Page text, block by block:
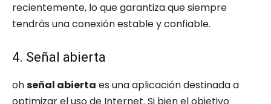
recientemente, lo que garantiza que siempre
tendrás una conexión estable y confiable.
4. Señal abierta
ohseñal abierta es una aplicación destinada a